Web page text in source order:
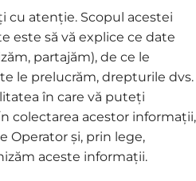
cu atenție. Scopul acestei
este să vă explice ce date
partajăm), de ce le
le prelucrăm, drepturile dvs.
în care vă puteți
colectarea acestor informații,
Operator și, prin lege,
aceste informații.